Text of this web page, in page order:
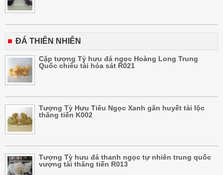
ĐÁ THIÊN NHIÊN
Cặp tượng Tỳ hưu đá ngọc Hoàng Long Trung
Quốc chiêu tài hóa sát R021
Tượng Tỳ Hưu Tiêu Ngọc Xanh gân huyết tài lộc
thăng tiến K002
Tượng Tỳ hưu đá thanh ngọc tự nhiên trung quốc
vượng tài thăng tiến R013